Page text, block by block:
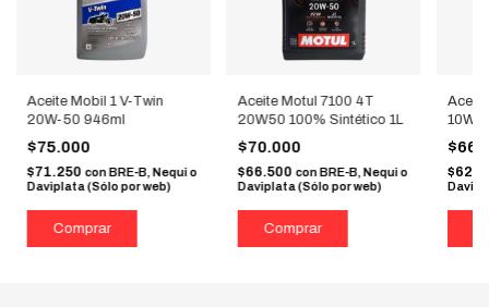
Aceite Mobil 1 V-Twin
20W-50 946ml
$75.000
$71.250 con BRE-B, Nequi o
Daviplata (Sólo por web)
Aceite Motul 7100 4T
20W50 100% Sintético 1L
$70.000
$66.500 con BRE-B, Nequi o
Daviplata (Sólo por web)
10W-